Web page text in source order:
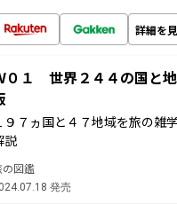
詳細を
０１ 世界２４４の国と
９７ヵ国と４７地域を旅の雑
説
の図鑑
発売